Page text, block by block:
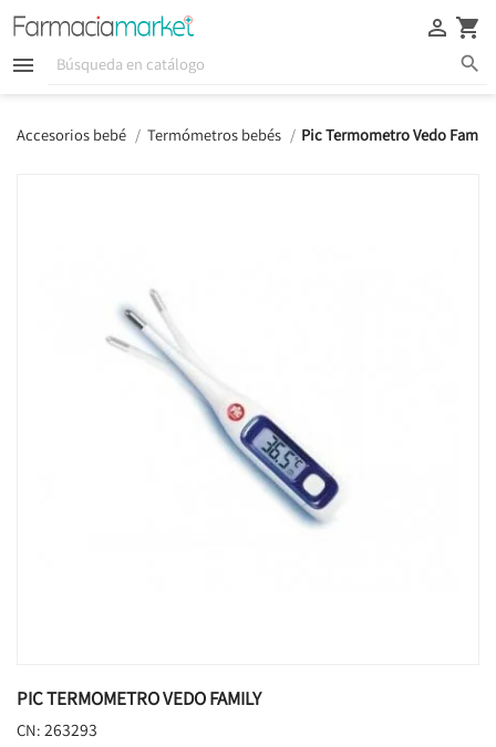
  
 
Accesorios bebé Termómetros bebés Pic Termometro Vedo Family
PIC TERMOMETRO VEDO FAMILY
CN: 263293